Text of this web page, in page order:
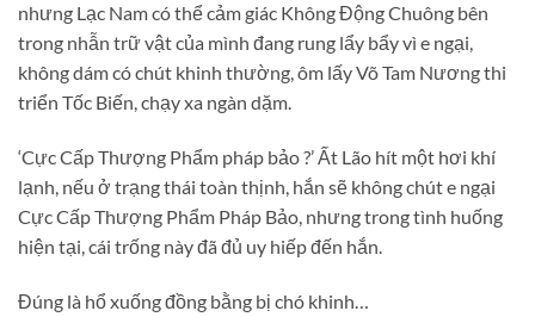
nhưng Lạc Nam có thể cảm giác Không Động Chuông bên
trong nhẫn trữ vật của mình đang rung lẩy bẩy vì e ngại,
không dám có chút khinh thường, ôm lấy Võ Tam Nương thi
triển Tốc Biến, chạy xa ngàn dặm.
‘Cực Cấp Thượng Phẩm pháp bảo ?’ Ất Lão hít một hơi khí
lạnh, nếu ở trạng thái toàn thịnh, hắn sẽ không chút e ngại
Cực Cấp Thượng Phẩm Pháp Bảo, nhưng trong tình huống
hiện tại, cái trống này đã đủ uy hiếp đến hắn.
Đúng là hổ xuống đồng bằng bị chó khinh…